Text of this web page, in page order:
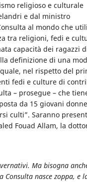
religioso e culturale
e dal ministro
al mondo che
tra religioni, fedi e
capacità dei ragazzi
definizione di una
nel rispetto del
fedi e culture di
– prosegue – che
da 15 giovani
culti”. Saranno
Fouad Allam, la
Ma bisogna
nasce zoppa, e